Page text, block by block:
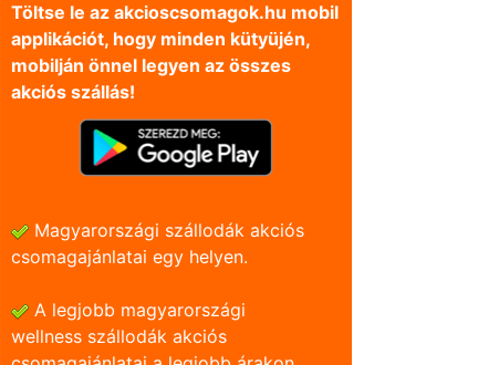
Töltse le az akcioscsomagok.hu mobil
applikációt, hogy minden kütyüjén,
mobilján önnel legyen az összes
akciós szállás!
Magyarországi szállodák akciós
csomagajánlatai egy helyen.
A legjobb magyarországi
wellness szállodák akciós